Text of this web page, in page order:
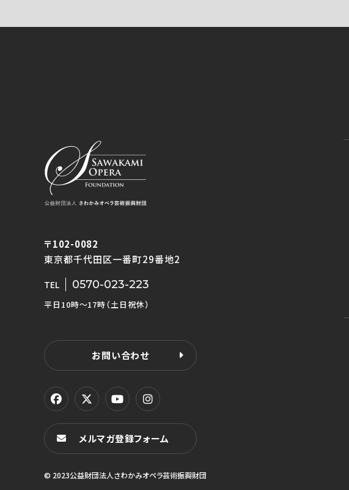
〒102-0082
東京都千代田区一番町29番地2
TEL 0570-023-223
平日10時〜17時（土日祝休）
お問い合わせ
メルマガ登録フォーム
© 2023公益財団法人さわかみオペラ芸術振興財団